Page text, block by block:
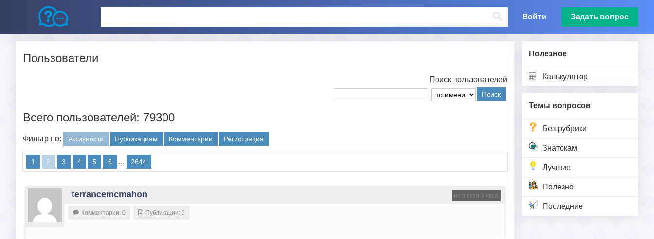
Войти Задать вопрос
Полезное
Калькулятор
Темы вопросов
Без рубрики
Знатокам
Лучшие
Полезно
Последние
Пользователи
Поиск пользователей
Поиск
Всего пользователей: 79300
Фильтр по: Активности Публикациям Комментарии Регистрация
1 2 3 4 5 6 ... 2644
не в сети 3 часа
terrancemcmahon
Комментарии: 0 Публикации: 0